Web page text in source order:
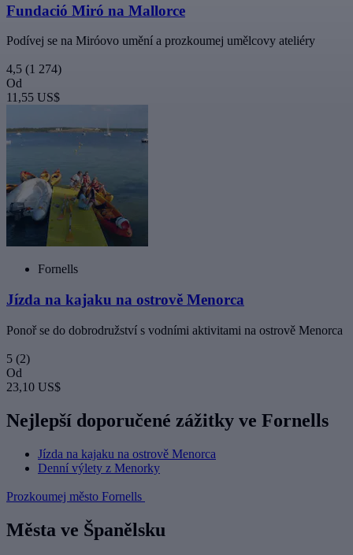
Fundació Miró na Mallorce
Podívej se na Miróovo umění a prozkoumej umělcovy ateliéry
4,5 (1 274)
Od
11,55 US$
Fornells
Jízda na kajaku na ostrově Menorca
Ponoř se do dobrodružství s vodními aktivitami na ostrově Menorca
5 (2)
Od
23,10 US$
Nejlepší doporučené zážitky ve Fornells
Jízda na kajaku na ostrově Menorca
Denní výlety z Menorky
Prozkoumej město Fornells
Města ve Španělsku